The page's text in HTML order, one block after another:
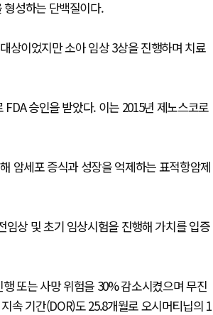
성하는 단백질이다.
상이었지만 소아 임상 3상을 진행하며 치료
FDA 승인을 받았다. 이는 2015년 제노스코로
암세포 증식과 성장을 억제하는 표적항암제
상 및 초기 임상시험을 진행해 가치를 입증
또는 사망 위험을 30% 감소시켰으며 무진
속 기간(DOR)도 25.8개월로 오시머티닙의 1